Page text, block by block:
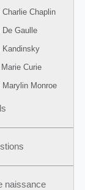
Chaplin
De Gaulle
Kandinsky
Curie
Marylin Monroe
naissance